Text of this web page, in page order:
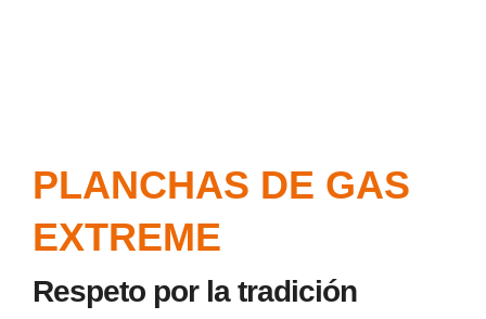
PLANCHAS DE GAS
EXTREME
Respeto por la tradición